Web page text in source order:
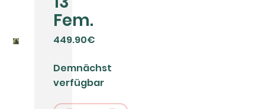
Fem.
449.90€
Demnächst
verfügbar